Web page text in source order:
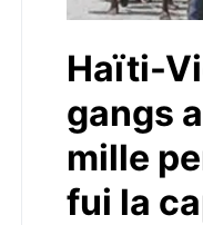
Haïti-
gangs
mille
fui la